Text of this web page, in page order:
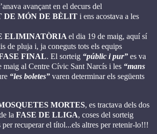
avançant en el decurs del
DE MÓN DE BÈLIT i ens acostava a les
ELIMINATÒRIAel dia 19 de maig, aquí sí
de pluja i, ja coneguts tots els equips
FINAL. El sorteig “públic i pur” es va
maig al Centre Cívic Sant Narcís i les “mans
“les boletes” varen determinar els següents
MORTES, es tractava dels dos
la FASE DE LLIGA, coses del sorteig
per recuperar el títol...els altres per retenir-lo!!!